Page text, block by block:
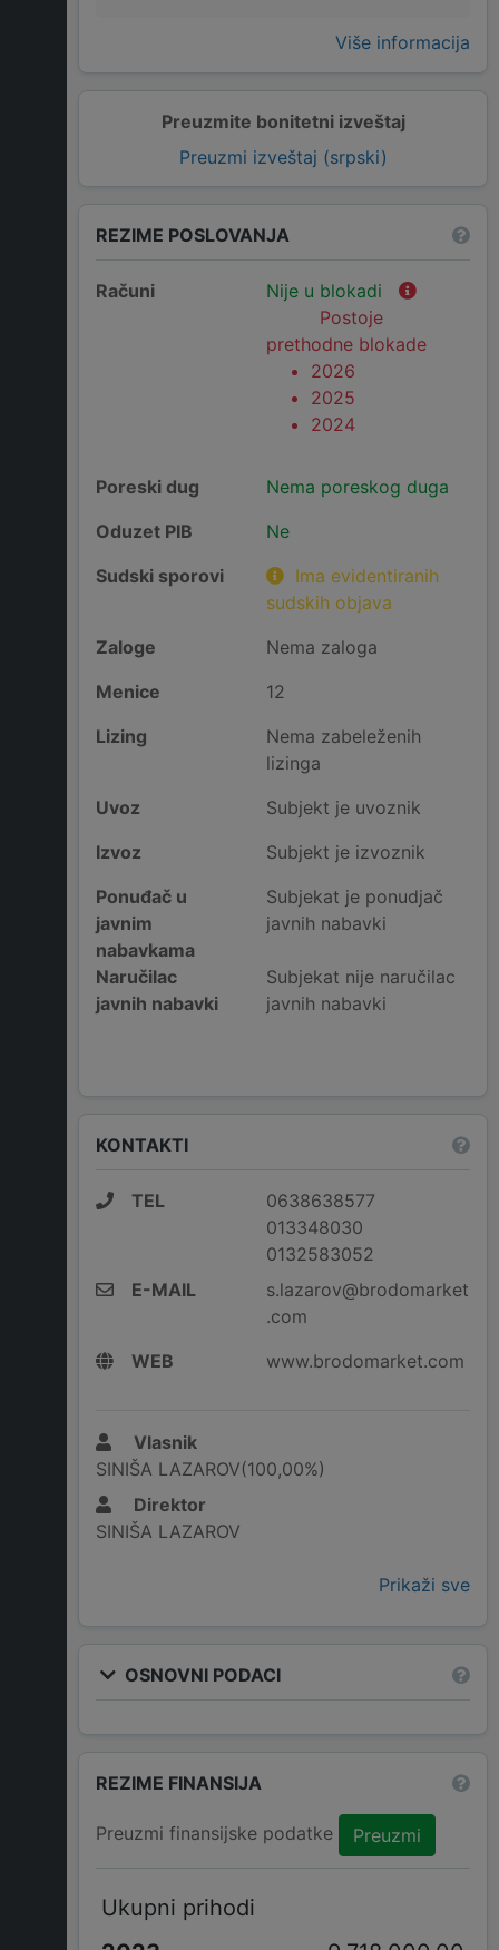
Preuzmite bonitetni izveštaj
Preuzmi izveštaj (srpski)
Više informacija
REZIME POSLOVANJA
Računi
Nije u blokadi
Postoje
prethodne blokade
2026
2025
2024
Poreski dug
Nema poreskog duga
Oduzet PIB
Ne
Sudski sporovi
Ima evidentiranih
sudskih objava
Zaloge
Nema zaloga
Menice
12
Lizing
Nema zabeleženih
lizinga
Uvoz
Subjekt je uvoznik
Izvoz
Subjekt je izvoznik
Ponuđač u
javnim
nabavkama
Subjekat je ponudjač
javnih nabavki
Naručilac
javnih nabavki
Subjekat nije naručilac
javnih nabavki
KONTAKTI
TEL
0638638577
013348030
0132583052
E-MAIL
s.lazarov@brodomarket
.com
WEB
www.brodomarket.com
Vlasnik
SINIŠA LAZAROV(100,00%)
Direktor
SINIŠA LAZAROV
Prikaži sve
OSNOVNI PODACI
REZIME FINANSIJA
Preuzmi finansijske podatke Preuzmi
Ukupni prihodi